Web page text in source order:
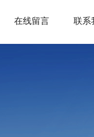
在线留言 联系